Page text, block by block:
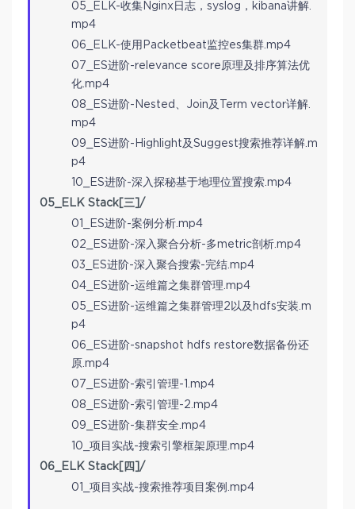
05_ELK-收集Nginx日志，syslog，kibana讲解.
mp4
06_ELK-使用Packetbeat监控es集群.mp4
07_ES进阶-relevance score原理及排序算法优
化.mp4
08_ES进阶-Nested、Join及Term vector详解.
mp4
09_ES进阶-Highlight及Suggest搜索推荐详解.m
p4
10_ES进阶-深入探秘基于地理位置搜索.mp4
05_ELK Stack[三]/
01_ES进阶-案例分析.mp4
02_ES进阶-深入聚合分析-多metric剖析.mp4
03_ES进阶-深入聚合搜索-完结.mp4
04_ES进阶-运维篇之集群管理.mp4
05_ES进阶-运维篇之集群管理2以及hdfs安装.m
p4
06_ES进阶-snapshot hdfs restore数据备份还
原.mp4
07_ES进阶-索引管理-1.mp4
08_ES进阶-索引管理-2.mp4
09_ES进阶-集群安全.mp4
10_项目实战-搜索引擎框架原理.mp4
06_ELK Stack[四]/
01_项目实战-搜索推荐项目案例.mp4